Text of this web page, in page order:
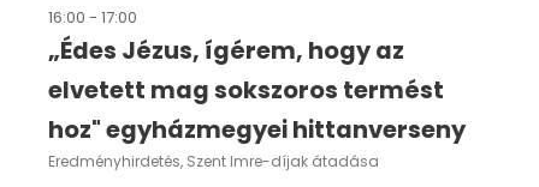
16:00 - 17:00
„Édes Jézus, ígérem, hogy az
elvetett mag sokszoros termést
hoz" egyházmegyei hittanverseny
Eredményhirdetés, Szent Imre-díjak átadása